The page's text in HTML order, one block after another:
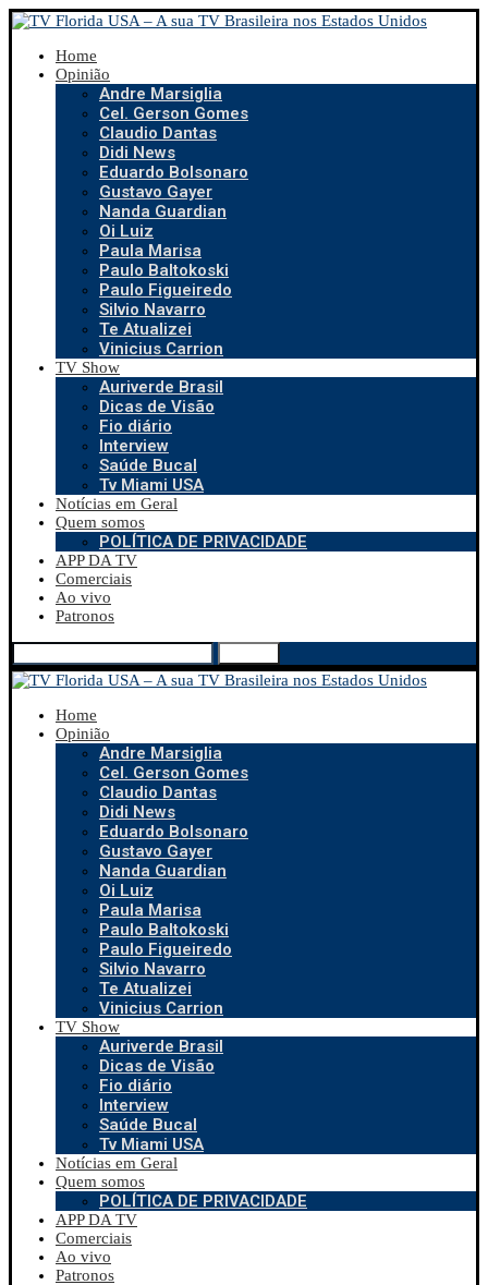
Home
Opinião
Andre Marsiglia
Cel. Gerson Gomes
Claudio Dantas
Didi News
Eduardo Bolsonaro
Gustavo Gayer
Nanda Guardian
Oi Luiz
Paula Marisa
Paulo Baltokoski
Paulo Figueiredo
Silvio Navarro
Te Atualizei
Vinicius Carrion
TV Show
Auriverde Brasil
Dicas de Visão
Fio diário
Interview
Saúde Bucal
Tv Miami USA
Notícias em Geral
Quem somos
POLÍTICA DE PRIVACIDADE
APP DA TV
Comerciais
Ao vivo
Patronos
Home
Opinião
Andre Marsiglia
Cel. Gerson Gomes
Claudio Dantas
Didi News
Eduardo Bolsonaro
Gustavo Gayer
Nanda Guardian
Oi Luiz
Paula Marisa
Paulo Baltokoski
Paulo Figueiredo
Silvio Navarro
Te Atualizei
Vinicius Carrion
TV Show
Auriverde Brasil
Dicas de Visão
Fio diário
Interview
Saúde Bucal
Tv Miami USA
Notícias em Geral
Quem somos
POLÍTICA DE PRIVACIDADE
APP DA TV
Comerciais
Ao vivo
Patronos